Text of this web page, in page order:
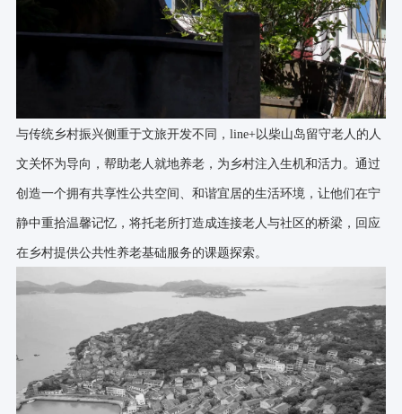
与传统乡村振兴侧重于文旅开发不同，line+以柴山岛留守老人的人
文关怀为导向，帮助老人就地养老，为乡村注入生机和活力。通过
创造一个拥有共享性公共空间、和谐宜居的生活环境，让他们在宁
静中重拾温馨记忆，将托老所打造成连接老人与社区的桥梁，回应
在乡村提供公共性养老基础服务的课题探索。